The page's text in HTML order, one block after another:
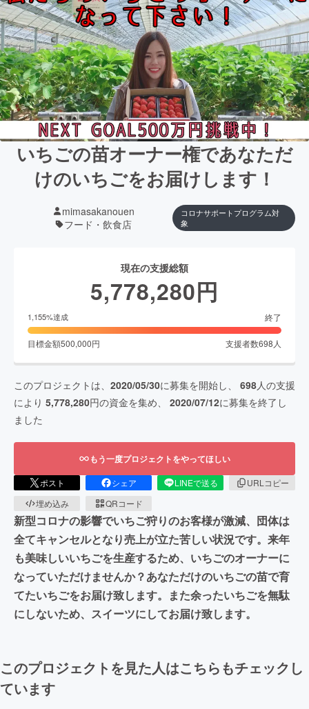
いちごの苗オーナー権であなただ
けのいちごをお届けします！
mimasakanouen
フード・飲食店
コロナサポートプログラム対
象
現在の支援総額
5,778,280円
1,155%達成 終了
目標金額500,000円 支援者数698 人
このプロジェクトは、 2020/05/30に募集を開始し、 698人の支援
により 5,778,280円の資金を集め、 2020/07/12に募集を終了し
ました
もう一度プロジェクトをやってほしい
ポスト シェア LINEで送る
URLコピー
埋め込み
QRコード
新型コロナの影響でいちご狩りのお客様が激減、団体は
全てキャンセルとなり売上が立た苦しい状況です。来年
も美味しいいちごを生産するため、いちごのオーナーに
なっていただけませんか？あなただけのいちごの苗で育
てたいちごをお届け致します。また余ったいちごを無駄
にしないため、スイーツにしてお届け致します。
このプロジェクトを見た人はこちらもチェックし
ています